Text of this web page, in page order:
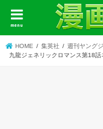
menu
HOME 集英社 週刊ヤング
九龍ジェネリックロマンス第18話